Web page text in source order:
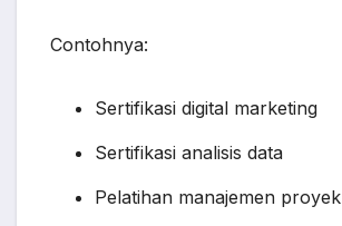
Contohnya:
Sertifikasi digital marketing
Sertifikasi analisis data
Pelatihan manajemen proyek